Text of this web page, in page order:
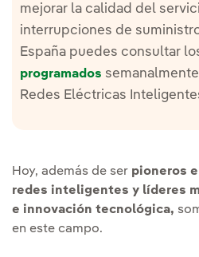
mejorar la calidad del
interrupciones de
España puedes consultar
programados
Redes Eléctricas
Hoy, además de ser pioneros
redes inteligentes y líderes
e innovación tecnológica,
en este campo.